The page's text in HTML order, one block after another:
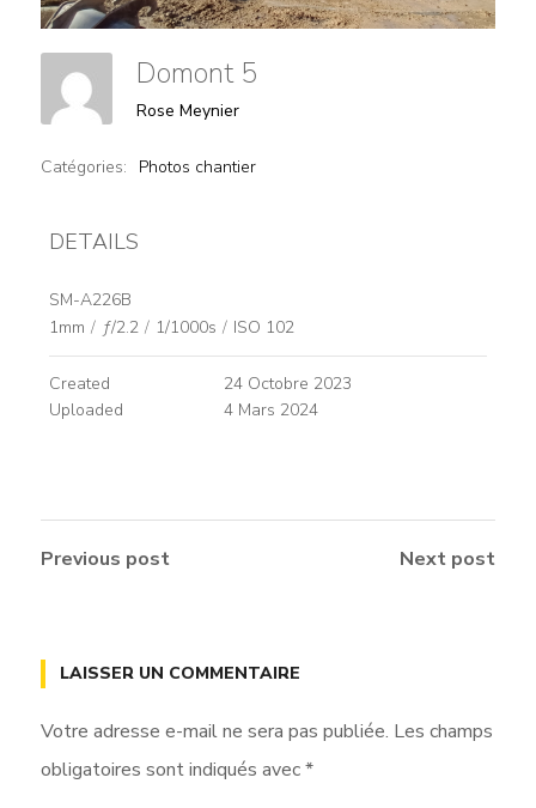
Domont 5
Rose Meynier
Catégories: Photos chantier
DETAILS
SM-A226B
1mm / ƒ/2.2 / 1/1000s / ISO 102
Created
24 Octobre 2023
Uploaded
4 Mars 2024
Previous post Next post
LAISSER UN COMMENTAIRE
Votre adresse e-mail ne sera pas publiée. Les champs
obligatoires sont indiqués avec*